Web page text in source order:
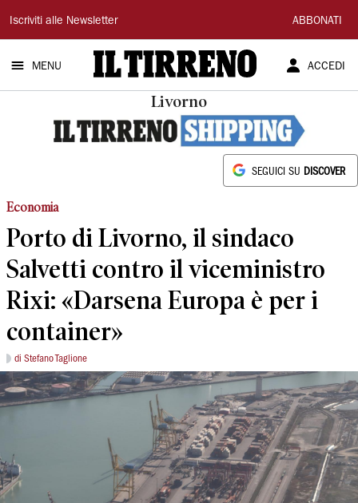
Il
Tirreno
Iscriviti alle Newsletter ABBONATI
MENU ACCEDI
Livorno
SEGUICI SU DISCOVER
Economia
Porto di Livorno, il sindaco
Salvetti contro il viceministro
Rixi: «Darsena Europa è per i
container»
di Stefano Taglione